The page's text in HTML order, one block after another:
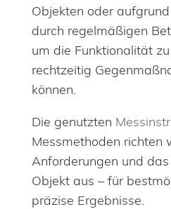
Objekten oder
durch regelmäßigen
um die Funktionalität
rechtzeitig
können.
Die genutzten
Messmethoden richten
Anforderungen und
Objekt aus – für
präzise Ergebnisse.